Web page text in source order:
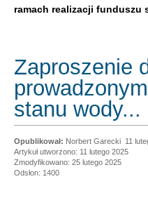
ramach realizacji funduszu
Zaproszenie
stanu wody...
Norbert Garecki 11
Artykuł utworzono: 11 lutego 2025
Zmodyfikowano: 25 lutego 2025
Odsłon: 1400